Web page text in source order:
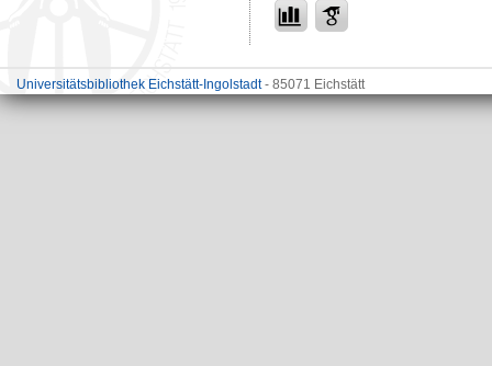
Universitätsbibliothek Eichstätt-Ingolstadt- 85071 Eichstätt